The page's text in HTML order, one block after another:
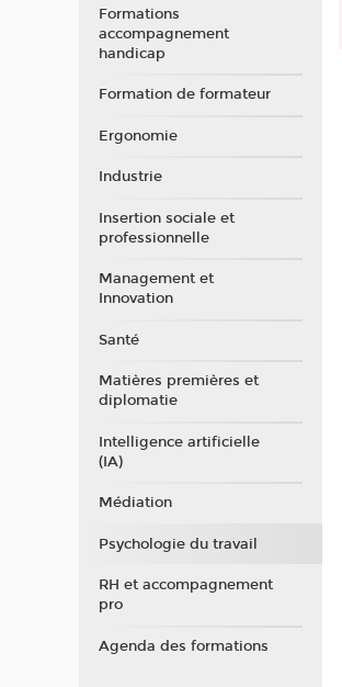
Formations
accompagnement
handicap
Formation de formateur
Ergonomie
Industrie
Insertion sociale et
professionnelle
Management et
Innovation
Santé
Matières premières et
diplomatie
Intelligence artificielle
(IA)
Médiation
Psychologie du travail
RH et accompagnement
pro
Agenda des formations